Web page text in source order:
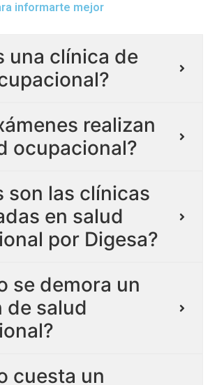
informarte mejor
una clínica de
realizan
ocupacional?
son las clínicas
en salud
por Digesa?
se demora un
de salud
cuesta un